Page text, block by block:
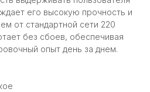
его высокую прочность и
от стандартной сети 220
без сбоев, обеспечивая
опыт день за днем.